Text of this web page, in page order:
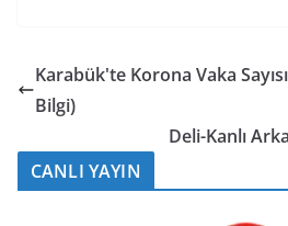
Karabük'te Korona Vaka
Bilgi)
Deli-Kanlı
CANLI YAYIN